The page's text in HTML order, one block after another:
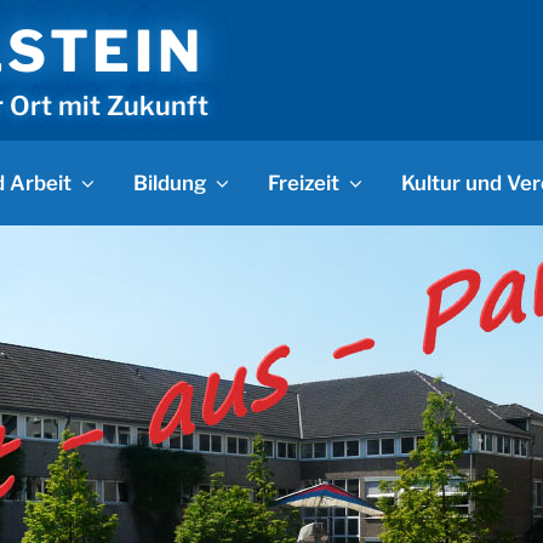
Ort mit Zukunft
Arbeit Bildung Freizeit Kultur und